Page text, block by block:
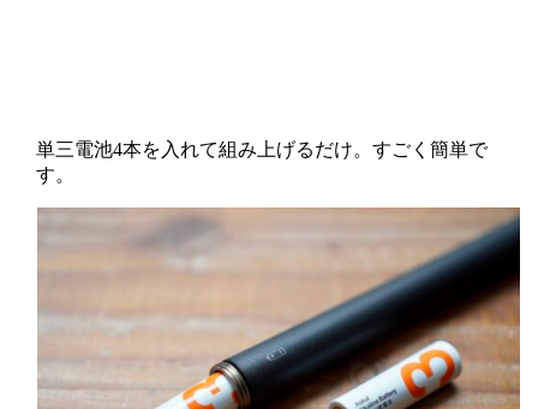
単三電池4本を入れて組み上げるだけ。すごく簡単で
す。